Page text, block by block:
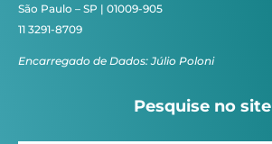
São Paulo – SP | 01009-905
11 3291-8709
Encarregado de Dados: Júlio Poloni
Pesquise no site